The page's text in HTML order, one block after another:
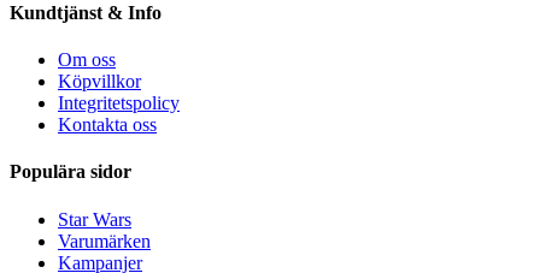
Kundtjänst & Info
Om oss
Köpvillkor
Integritetspolicy
Kontakta oss
Populära sidor
Star Wars
Varumärken
Kampanjer